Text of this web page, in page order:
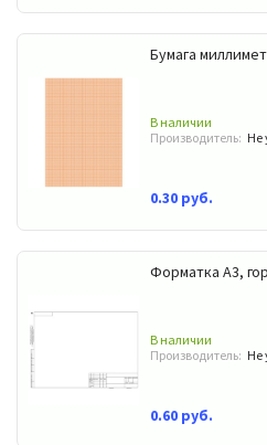
Бумага
В наличии
Производитель: Не
0.30 руб.
Форматка А3,
В наличии
Производитель: Не
0.60 руб.